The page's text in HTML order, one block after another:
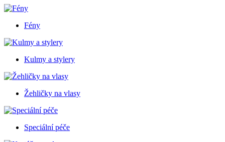
Fény
Kulmy a stylery
Žehličky na vlasy
Speciální péče